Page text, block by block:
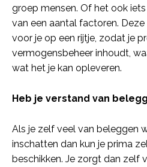
groep mensen. Of het ook
van een aantal factoren.
voor je op een rijtje, zodat je
vermogensbeheer inhoudt,
wat het je kan opleveren.
Heb je verstand van
Als je zelf veel van beleggen
inschatten dan kun je prima
beschikken. Je zorgt dan zelf